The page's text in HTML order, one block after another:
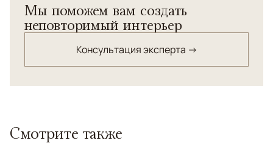
Мы поможем вам создать
неповторимый интерьер
Консультация эксперта →
Смотрите также